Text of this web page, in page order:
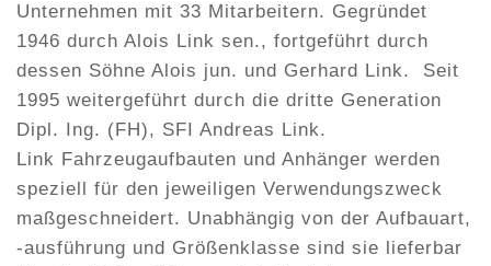
Unternehmen mit 33 Mitarbeitern. Gegründet
1946 durch Alois Link sen., fortgeführt durch
dessen Söhne Alois jun. und Gerhard Link. Seit
1995 weitergeführt durch die dritte Generation
Dipl. Ing. (FH), SFI Andreas Link.
Link Fahrzeugaufbauten und Anhänger werden
speziell für den jeweiligen Verwendungszweck
maßgeschneidert. Unabhängig von der Aufbauart,
-ausführung und Größenklasse sind sie lieferbar